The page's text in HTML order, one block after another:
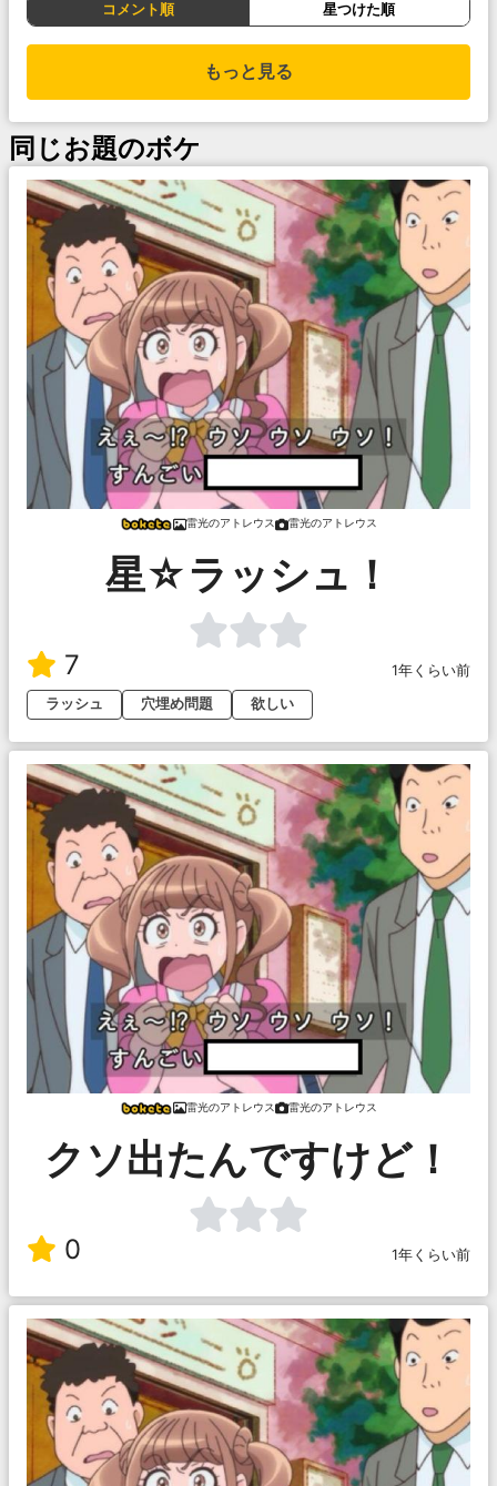
コメント順 星つけた順
もっと見る
同じお題のボケ
雷光のアトレウス 雷光のアトレウス
星☆ラッシュ！
7
1年くらい前
ラッシュ
穴埋め問題 欲しい
雷光のアトレウス 雷光のアトレウス
クソ出たんですけど！
0 1年くらい前